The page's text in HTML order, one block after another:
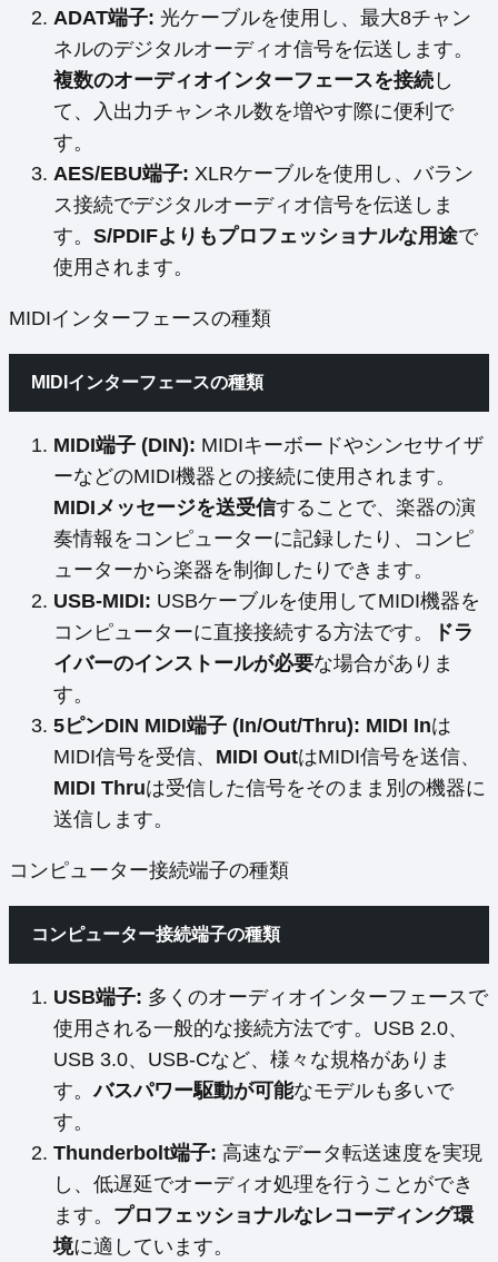
ADAT端子: 光ケーブルを使用し、最大8チャン
ネルのデジタルオーディオ信号を伝送します。
複数のオーディオインターフェースを接続 し
て、入出力チャンネル数を増やす際に便利で
す。
AES/EBU端子: XLRケーブルを使用し、バラン
ス接続でデジタルオーディオ信号を伝送しま
す。 S/PDIFよりもプロフェッショナルな用途で
使用されます。
MIDIインターフェースの種類
MIDIインターフェースの種類
MIDI端子 (DIN): MIDIキーボードやシンセサイザ
ーなどのMIDI機器との接続に使用されます。
MIDIメッセージを送受信することで、楽器の演
奏情報をコンピューターに記録したり、コンピ
ューターから楽器を制御したりできます。
USB-MIDI: USBケーブルを使用してMIDI機器を
コンピューターに直接接続する方法です。
ドラ
イバーのインストールが必要な場合がありま
す。
5ピンDIN MIDI端子 (In/Out/Thru): MIDI Inは
MIDI信号を受信、 MIDI OutはMIDI信号を送信、
MIDI Thruは受信した信号をそのまま別の機器に
送信します。
コンピューター接続端子の種類
コンピューター接続端子の種類
USB端子: 多くのオーディオインターフェースで
使用される一般的な接続方法です。USB 2.0、
USB 3.0、USB-Cなど、様々な規格がありま
す。バスパワー駆動が可能なモデルも多いで
す。
Thunderbolt端子: 高速なデータ転送速度を実現
し、低遅延でオーディオ処理を行うことができ
ます。 プロフェッショナルなレコーディング環
境に適しています。